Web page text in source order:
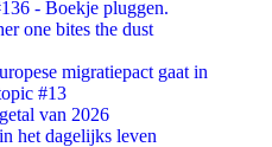
- Boekje pluggen.
one bites the dust
migratiepact gaat in
#13
van 2026
het dagelijks leven